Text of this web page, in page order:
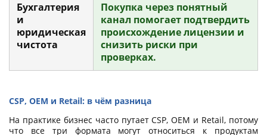
Бухгалтерия
и
юридическая
чистота
Покупка через понятный
канал помогает подтвердить
происхождение лицензии и
снизить риски при
проверках.
CSP, OEM и Retail: в чём разница
На практике бизнес часто путает CSP, OEM и Retail, потому
что все три формата могут относиться к продуктам